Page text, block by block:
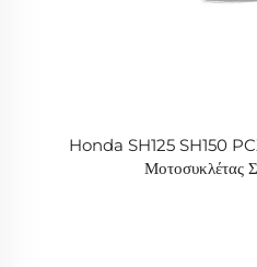
Honda SH125 SH150
Μοτοσυκλέτας